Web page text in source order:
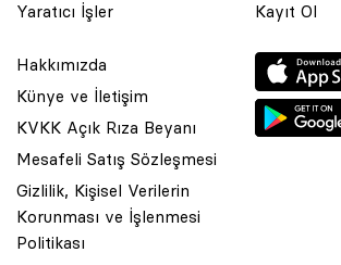
Yaratıcı İşler
Kayıt Ol
Hakkımızda
Künye ve İletişim
KVKK Açık Rıza Beyanı
Mesafeli Satış Sözleşmesi
Gizlilik, Kişisel Verilerin
Korunması ve İşlenmesi
Politikası
© 2001 Rota Yayın Yapım Tanıtım Tic. Ltd. Şti.